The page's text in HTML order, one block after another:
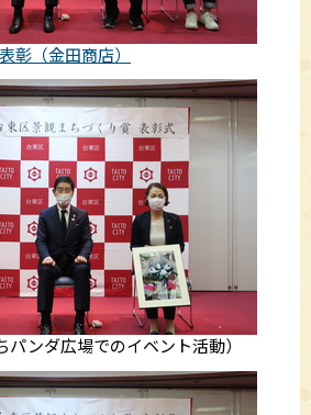
表彰（金田商店）
ンダ広場でのイベント活動）